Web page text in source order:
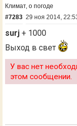
Климат, о погоде
#7283 29 ноя 2014,
surj + 1000
Выход в свет
У вас нет
этом сообщении.